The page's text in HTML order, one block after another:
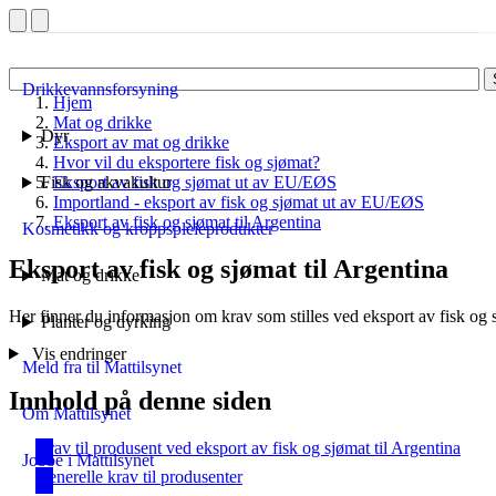
Drikkevannsforsyning
Dyr
Fisk og akvakultur
Kosmetikk og kroppspleieprodukter
Mat og drikke
Planter og dyrking
Meld fra til Mattilsynet
Om Mattilsynet
Jobbe i Mattilsynet
Hjem
Mat og drikke
Eksport av mat og drikke
Hvor vil du eksportere fisk og sjømat?
Eksport av fisk og sjømat ut av EU/EØS
Importland - eksport av fisk og sjømat ut av EU/EØS
Eksport av fisk og sjømat til Argentina
Eksport av fisk og sjømat til Argentina
Her finner du informasjon om krav som stilles ved eksport av fisk og
Vis endringer
Innhold på denne siden
Krav til produsent ved eksport av fisk og sjømat til Argentina
Generelle krav til produsenter